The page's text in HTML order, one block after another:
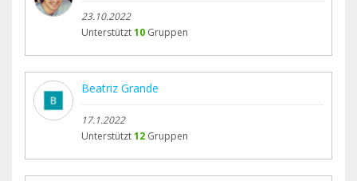
23.10.2022
Unterstützt10 Gruppen
Beatriz Grande
17.1.2022
Unterstützt12 Gruppen